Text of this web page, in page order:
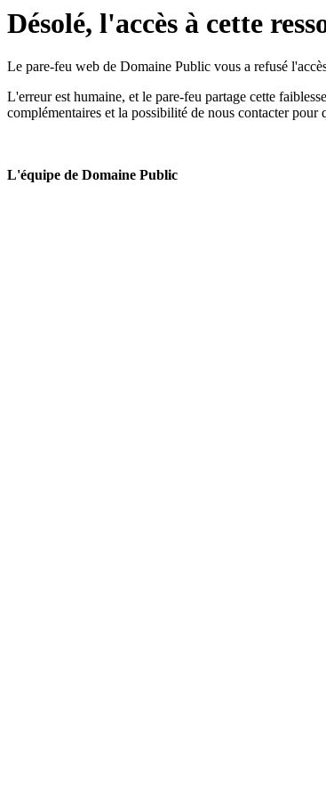
Désolé, l'accès à cette
Le pare-feu web de Domaine Public vous a refusé
L'erreur est humaine, et le pare-feu partage cette
complémentaires et la possibilité de nous contacter pour
L'équipe de Domaine Public